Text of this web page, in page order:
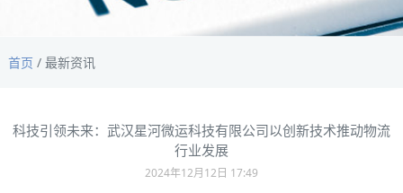
首页 / 最新资讯
科技引领未来：武汉星河微运科技有限公司以创新技术推动物流
行业发展
2024年12月12日 17:49